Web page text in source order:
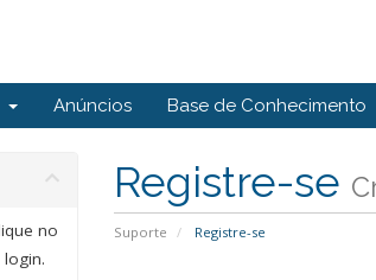
Anúncios Base de Conhecimento
Registre-se
Suporte Registre-se
no